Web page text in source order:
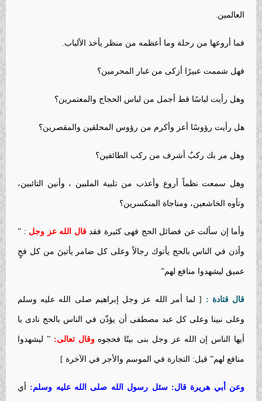
العالمين.
فما أروعها من رحلة وما أعظمه من منظر يأخذ الألباب.
فهل شممت عبيرًا أزكى من غبار المحرمين؟
وهل رأيت لباسًا قط أجمل من لباس الحجاج والمعتمرين؟
هل رأيت رؤوسًا أعز وأكرم من رؤوس المحلقين والمقصرين؟
وهل مر بك ركبٌ أشرف من ركب الطائفين؟
وهل سمعت نظماً أروع وأعذب من تلبية الملبين ، وأنين التائبين،
وتأوه الخاشعين، ومناجاة المنكسرين؟
وأما إن سألت عن فضائل الحج فهى كثيرة فقد قال الله عز وجل : ”
وأذن في الناس بالحج يأتوك رجالاً وعلى كل ضامر يأتينَ من كل فجٍ
عميق ليشهدوا منافع لهم”
قال قتادة : [ لما أمر الله عز وجل إبراهيم صلى الله عليه وسلم
وعلى نبينا وعلى كل عبد مصطفى أن يؤذّن في الناس بالحج نادى يا
أيها الناس إن الله عز وجل بنى بيتًا فحجوهوقال تعالى: ” ليشهدوا
منافع لهم” قيل: التجارة في الموسم والأجر في الآخرة ]
وعن أبي هريرة قال: سئل رسول الله صلى الله عليه وسلم: أي